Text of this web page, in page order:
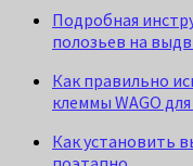
Подробная
полозьев на
Как правильно
клеммы WAGO
Как установить